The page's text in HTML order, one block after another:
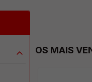
OS MAIS